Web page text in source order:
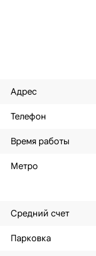
Адрес
Телефон
Время работы
Метро
Средний счет
Парковка